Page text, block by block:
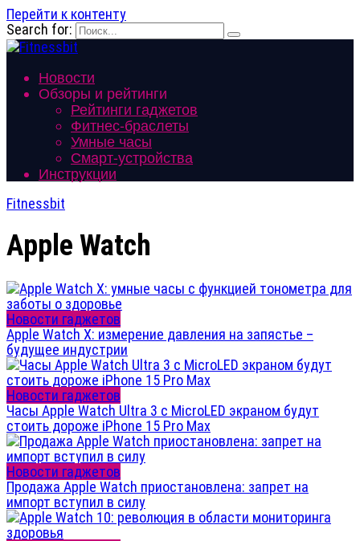
Перейти к контенту
Search for:
Новости
Обзоры и рейтинги
Рейтинги гаджетов
Фитнес-браслеты
Умные часы
Смарт-устройства
Инструкции
Fitnessbit
Apple Watch
Новости гаджетов
Apple Watch X: измерение давления на запястье –
будущее индустрии
Новости гаджетов
Часы Apple Watch Ultra 3 с MicroLED экраном будут
стоить дороже iPhone 15 Pro Max
Новости гаджетов
Продажа Apple Watch приостановлена: запрет на
импорт вступил в силу